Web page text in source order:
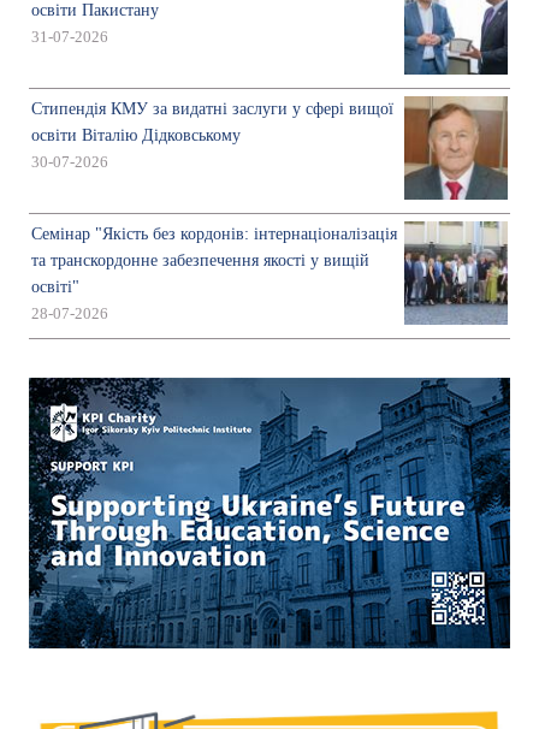
освіти Пакистану
31-07-2026
Стипендія КМУ за видатні заслуги у сфері вищої
освіти Віталію Дідковському
30-07-2026
Семінар "Якість без кордонів: інтернаціоналізація
та транскордонне забезпечення якості у вищій
освіті"
28-07-2026